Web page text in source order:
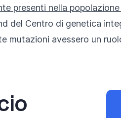
presenti nella
del Centro di genetica
mutazioni avessero un